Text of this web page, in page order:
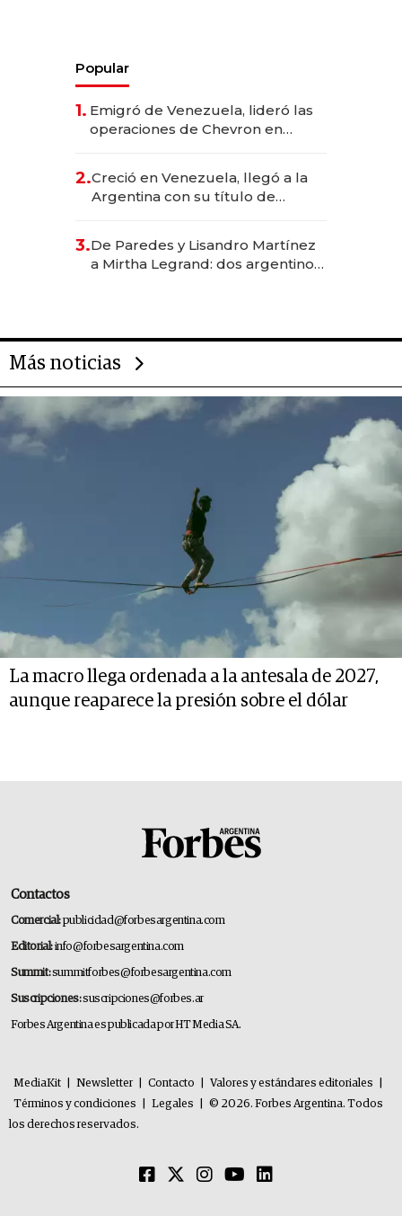
Popular
1. Emigró de Venezuela, lideró las
operaciones de Chevron en
2.Creció en Venezuela, llegó a la
Argentina con su título de
las marcas "fast premium"
3.De Paredes y Lisandro Martínez
a Mirtha Legrand: dos argentinos
Más noticias
La macro llega ordenada a la antesala de 2027,
aunque reaparece la presión sobre el dólar
Contactos
Comercial:publicidad@forbesargentina.com
Editorial:info@forbesargentina.com
Summit:summitforbes@forbesargentina.com
Suscripciones:suscripciones@forbes.ar
Forbes Argentina es publicada por HT Media SA.
MediaKit Newsletter Contacto Valores y estándares editoriales
Términos y condiciones
Legales
© 2026. Forbes Argentina. Todos
los derechos reservados.